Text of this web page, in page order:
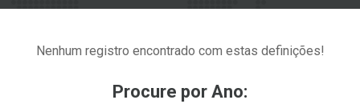
Nenhum registro encontrado com estas definições!
Procure por Ano: